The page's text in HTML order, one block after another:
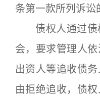
条第一款所列诉讼
债权人通过债
会，要求管理人
出资人等追收债
由拒绝追收，债